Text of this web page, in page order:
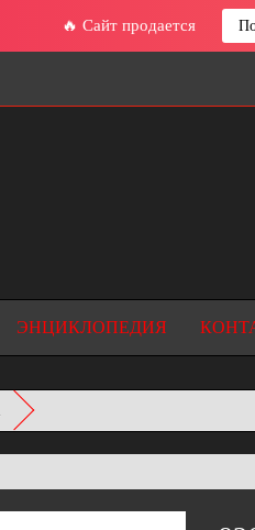
🔥 Сайт продается
ЭНЦИКЛОПЕДИЯ